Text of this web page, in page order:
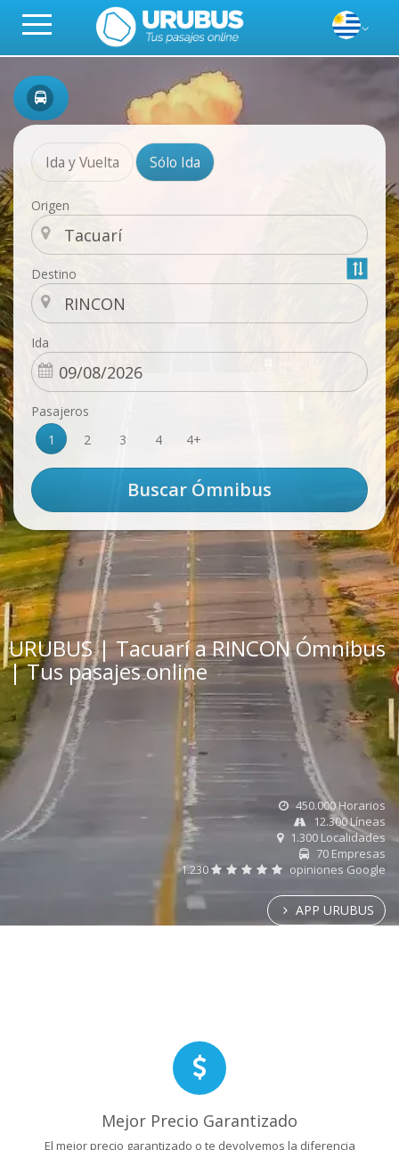
Ida y Vuelta Sólo Ida
Origen
Destino
Ida
Pasajeros
1
2 3 4 4+
URUBUS | Tacuarí a RINCON Ómnibus
| Tus pasajes online
450.000 Horarios
12.300 Líneas
1.300 Localidades
70 Empresas
1.230
opiniones Google
APP URUBUS
Mejor Precio Garantizado
El mejor precio garantizado o te devolvemos la diferencia